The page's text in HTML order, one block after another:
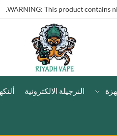
WARNING: This product contains
النرجيلة الالكترونية